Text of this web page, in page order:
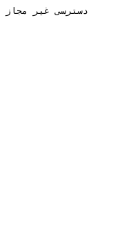
دسترسی غیر مجاز